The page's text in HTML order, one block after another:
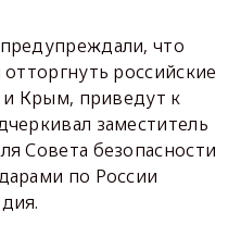
что
российские
Крым, приведут к
заместитель
Совета безопасности
по России